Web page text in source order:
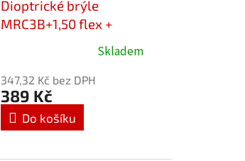
Dioptrické brýle
MRC3B+1,50 flex +
polarizační klip MRC-
produktu
je
5,0
z
Skladem
347,32 Kč bez DPH
389 Kč
Do košíku